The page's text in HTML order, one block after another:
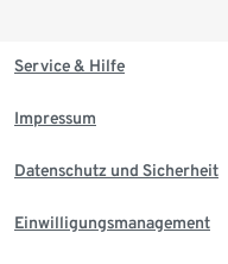
Service & Hilfe
Impressum
Datenschutz und Sicherheit
Einwilligungsmanagement